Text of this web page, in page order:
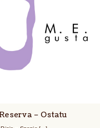
– Ostatu